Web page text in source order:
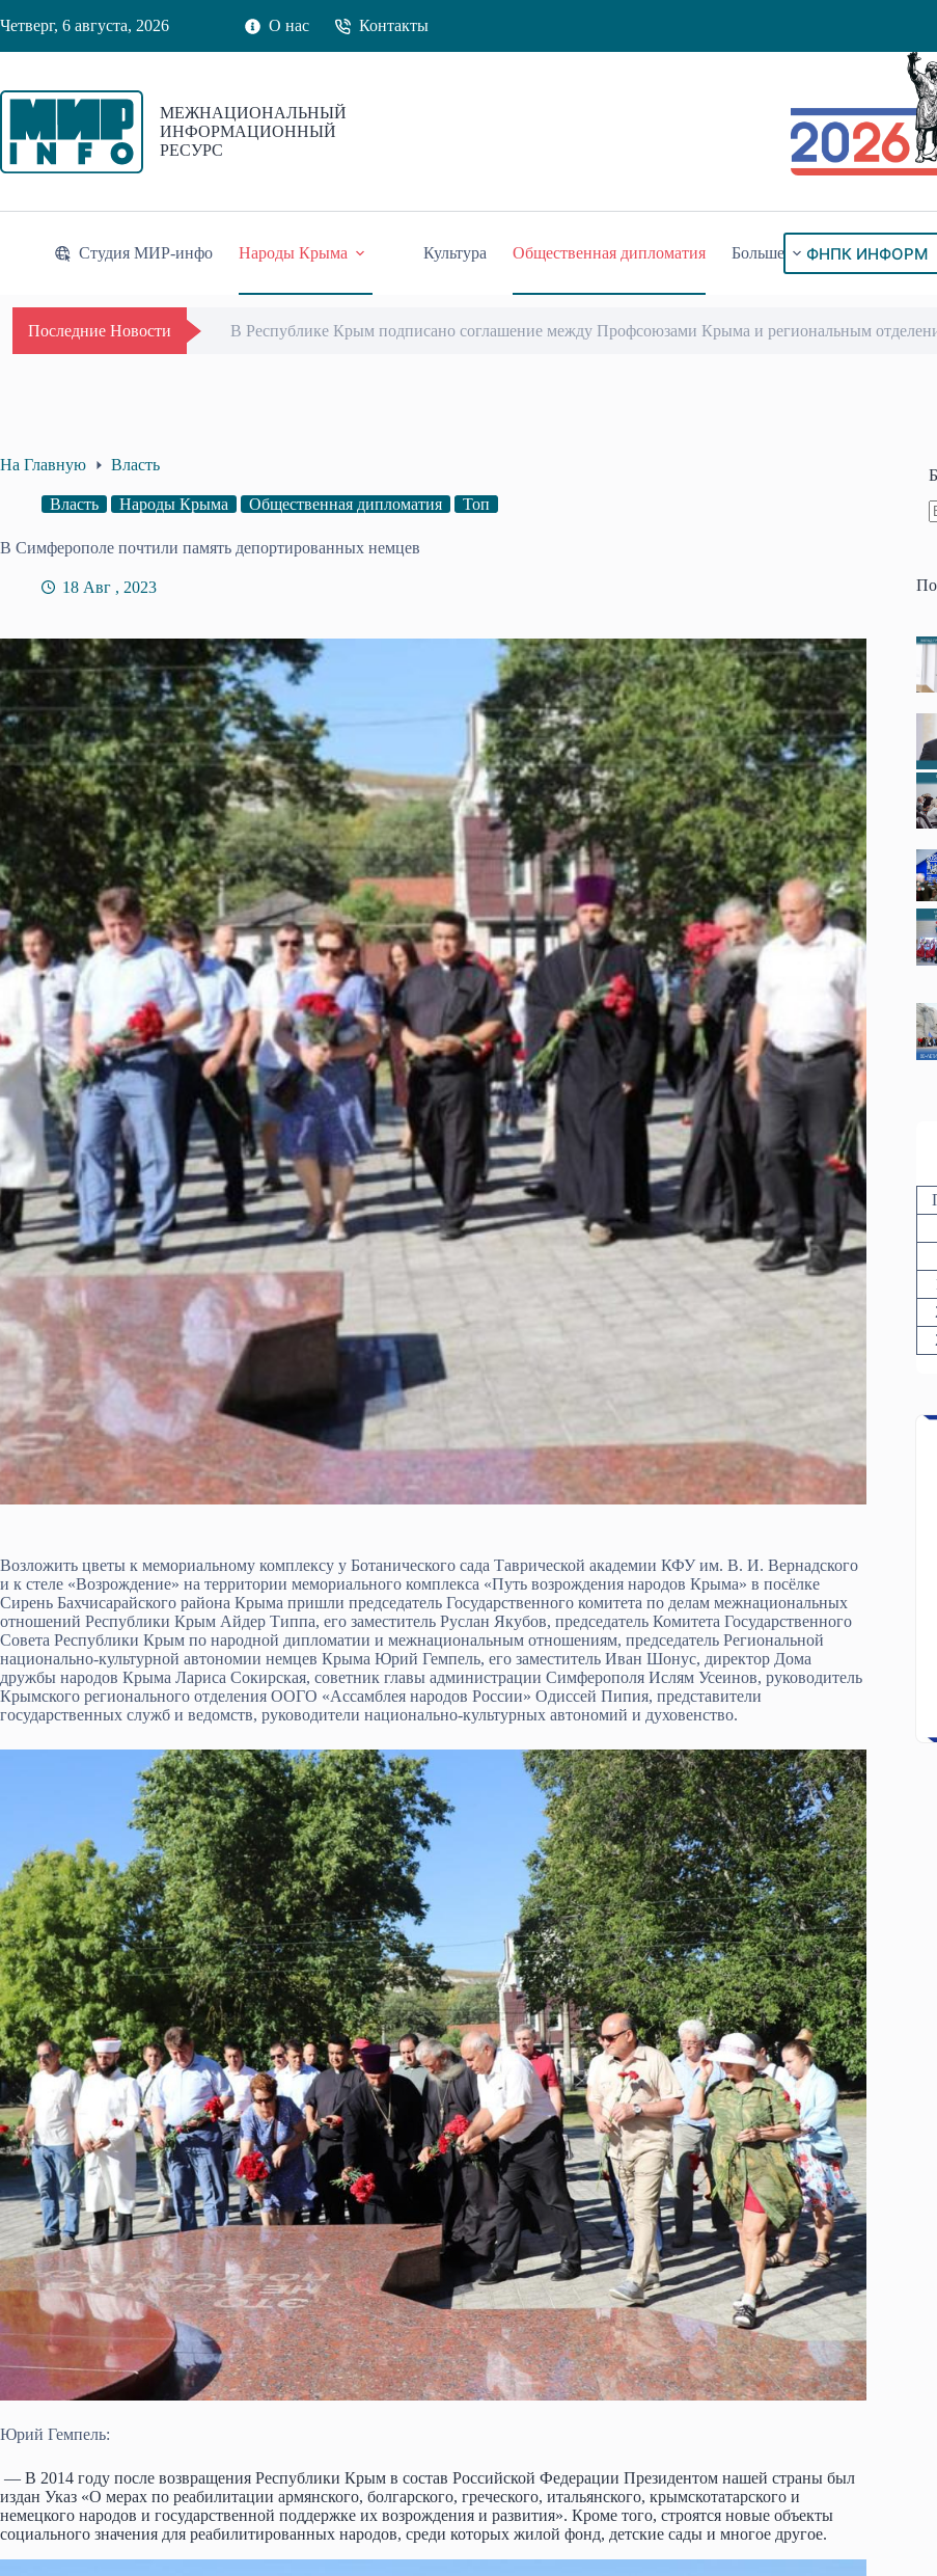
к
Четверг, 6 августа, 2026 О нас Контакты
МЕЖНАЦИОНАЛЬНЫЙ
ИНФОРМАЦИОННЫЙ
РЕСУРС
Студия МИР-инфо Народы Крыма Культура Общественная дипломатия Больше ФНПК ИНФОРМ
Последние Новости В Республике Крым подписано соглашение между Профсоюзами Крыма и региональным
На Главную Власть
Власть Народы Крыма Общественная дипломатия Топ
В Симферополе почтили память депортированных немцев
18 Авг , 2023
Возложить цветы к мемориальному комплексу у Ботанического сада Таврической академии КФУ им. В. И. Вернадского
и к стеле «Возрождение» на территории мемориального комплекса «Путь возрождения народов Крыма» в посёлке
Сирень Бахчисарайского района Крыма пришли председатель Государственного комитета по делам межнациональных
отношений Республики Крым Айдер Типпа, его заместитель Руслан Якубов, председатель Комитета Государственного
Совета Республики Крым по народной дипломатии и межнациональным отношениям, председатель Региональной
национально-культурной автономии немцев Крыма Юрий Гемпель, его заместитель Иван Шонус, директор Дома
дружбы народов Крыма Лариса Сокирская, советник главы администрации Симферополя Ислям Усеинов, руководитель
Крымского регионального отделения ООГО «Ассамблея народов России» Одиссей Пипия, представители
государственных служб и ведомств, руководители национально-культурных автономий и духовенство.
Юрий Гемпель:
— В 2014 году после возвращения Республики Крым в состав Российской Федерации Президентом нашей страны был
издан Указ «О мерах по реабилитации армянского, болгарского, греческого, итальянского, крымскотатарского и
немецкого народов и государственной поддержке их возрождения и развития». Кроме того, строятся новые объекты
социального значения для реабилитированных народов, среди которых жилой фонд, детские сады и многое другое.